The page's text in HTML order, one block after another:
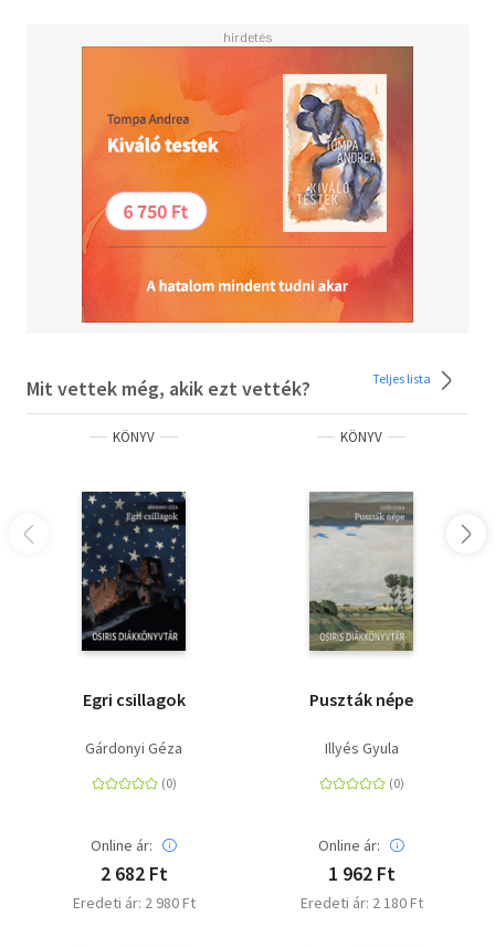
Mit vettek még, akik ezt vették? Teljes lista
KÖNYV
Egri csillagok
Gárdonyi Géza
Online ár:
2 682 Ft
Eredeti ár: 2 980 Ft
KÖNYV
Puszták népe
Illyés Gyula
Online ár:
1 962 Ft
Eredeti ár: 2 180 Ft